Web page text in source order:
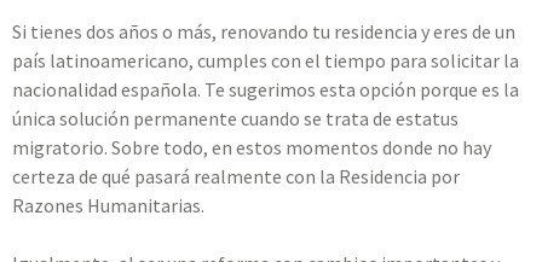
Si tienes dos años o más, renovando tu residencia y eres de un
país latinoamericano, cumples con el tiempo para solicitar la
nacionalidad española. Te sugerimos esta opción porque es la
única solución permanente cuando se trata de estatus
migratorio. Sobre todo, en estos momentos donde no hay
certeza de qué pasará realmente con la Residencia por
Razones Humanitarias.